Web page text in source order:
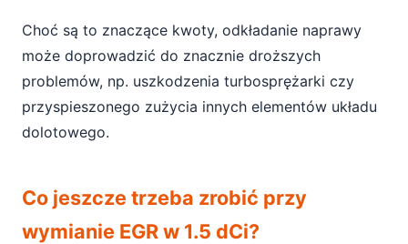
Choć są to znaczące kwoty, odkładanie naprawy
może doprowadzić do znacznie droższych
problemów, np. uszkodzenia turbosprężarki czy
przyspieszonego zużycia innych elementów układu
dolotowego.
Co jeszcze trzeba zrobić przy
wymianie EGR w 1.5 dCi?